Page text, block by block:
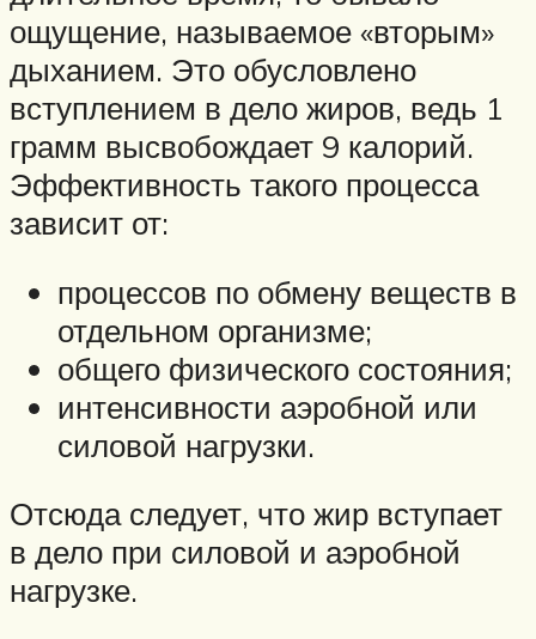
ощущение, называемое «вторым»
дыханием. Это обусловлено
вступлением в дело жиров, ведь 1
грамм высвобождает 9 калорий.
Эффективность такого процесса
зависит от:
процессов по обмену веществ в
отдельном организме;
общего физического состояния;
интенсивности аэробной или
силовой нагрузки.
Отсюда следует, что жир вступает
в дело при силовой и аэробной
нагрузке.